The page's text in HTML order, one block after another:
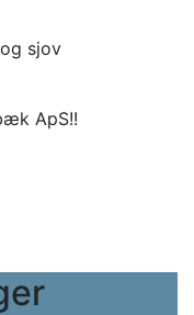
sjov
ApS!!